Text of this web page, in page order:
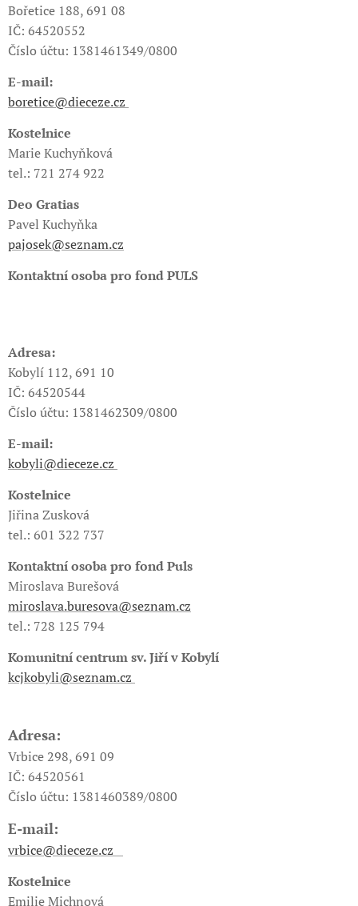
Bořetice 188, 691 08
IČ: 64520552
Číslo účtu: 1381461349/0800
E-mail:
boretice@dieceze.cz
Kostelnice
Marie Kuchyňková
tel.: 721 274 922
Deo Gratias
Pavel Kuchyňka
pajosek@seznam.cz
Kontaktní osoba pro fond PULS
Adresa:
Kobylí 112, 691 10
IČ: 64520544
Číslo účtu: 1381462309/0800
E-mail:
kobyli@dieceze.cz
Kostelnice
Jiřina Zusková
tel.: 601 322 737
Kontaktní osoba pro fond Puls
Miroslava Burešová
miroslava.buresova@seznam.cz
tel.: 728 125 794
Komunitní centrum sv. Jiří v Kobylí
kcjkobyli@seznam.cz
Adresa:
Vrbice 298, 691 09
IČ: 64520561
Číslo účtu: 1381460389/0800
E-mail:
vrbice@dieceze.cz
Kostelnice
Emilie Michnová